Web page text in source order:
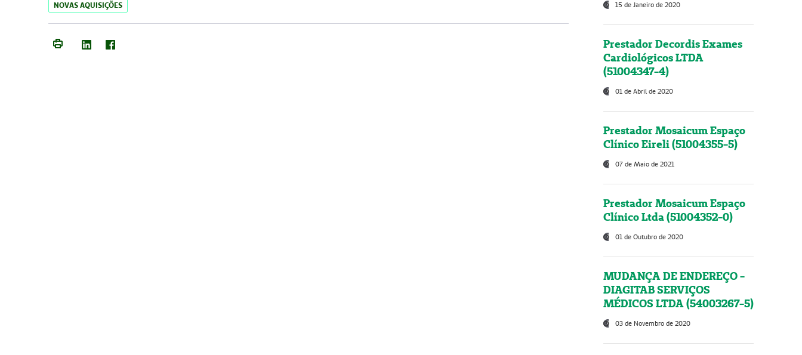
NOVAS AQUISIÇÕES 15 de Janeiro de 2020
Prestador Decordis Exames
Cardiológicos LTDA
(51004347-4)
01 de Abril de 2020
Prestador Mosaicum Espaço
Clínico Eireli (51004355-5)
07 de Maio de 2021
Prestador Mosaicum Espaço
Clínico Ltda (51004352-0)
01 de Outubro de 2020
MUDANÇA DE ENDEREÇO -
DIAGITAB SERVIÇOS
MÉDICOS LTDA (54003267-5)
03 de Novembro de 2020